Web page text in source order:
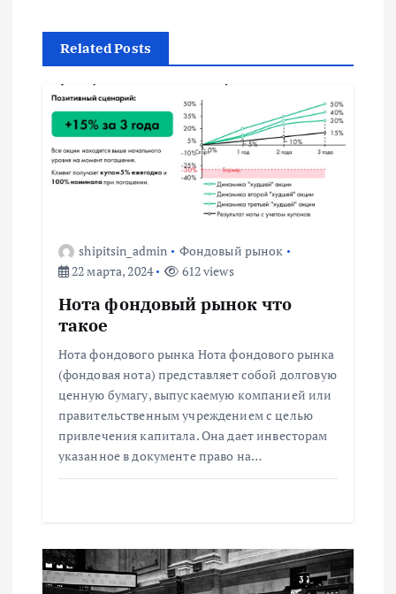
г
а
ц
и
я
Related Posts
shipitsin_admin
Фондовый рынок
22 марта, 2024
612 views
Нота фондовый рынок что
такое
Нота фондового рынка Нота фондового рынка
(фондовая нота) представляет собой долговую
ценную бумагу, выпускаемую компанией или
правительственным учреждением с целью
привлечения капитала. Она дает инвесторам
указанное в документе право на…